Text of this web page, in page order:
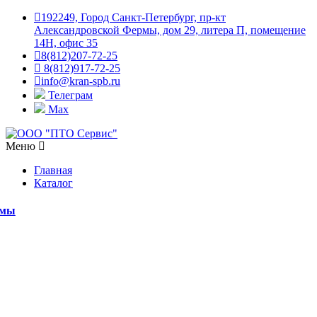
192249, Город Санкт-Петербург, пр-кт
Александровской Фермы, дом 29, литера П, помещение
14Н, офис 35
8(812)207-72-25
8(812)917-72-25
info@kran-spb.ru
Телеграм
Max
Меню
Главная
Каталог